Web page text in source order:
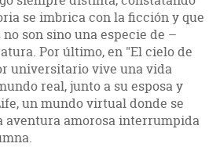
se imbrica con la ficción y que
son sino una especie de –
Por último, en "El cielo de
universitario vive una vida
real, junto a su esposa y
un mundo virtual donde se
aventura amorosa interrumpida